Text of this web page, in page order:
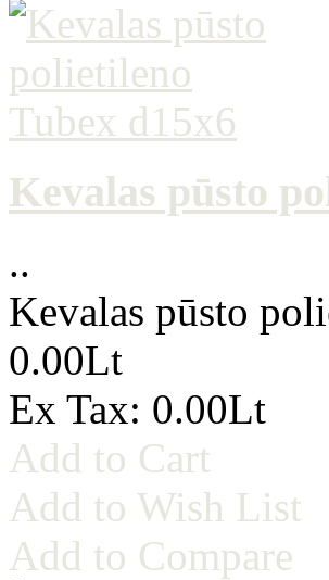
Kevalas pūsto
..
Kevalas pūsto
0.00Lt
Ex Tax: 0.00Lt
Add to Cart
Add to Wish List
Add to Compare